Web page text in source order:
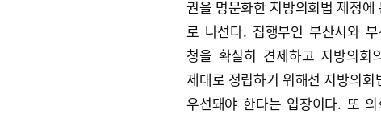
권을 명문화한 지방의회법 제정에
로 나선다. 집행부인 부산시와 부
청을 확실히 견제하고 지방의회
제대로 정립하기 위해선 지방의회
우선돼야 한다는 입장이다. 또 의